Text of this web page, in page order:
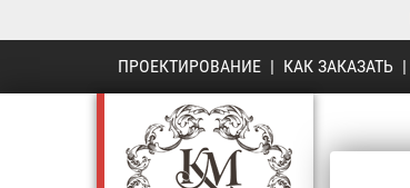
ПРОЕКТИРОВАНИЕ | КАК ЗАКАЗАТЬ |